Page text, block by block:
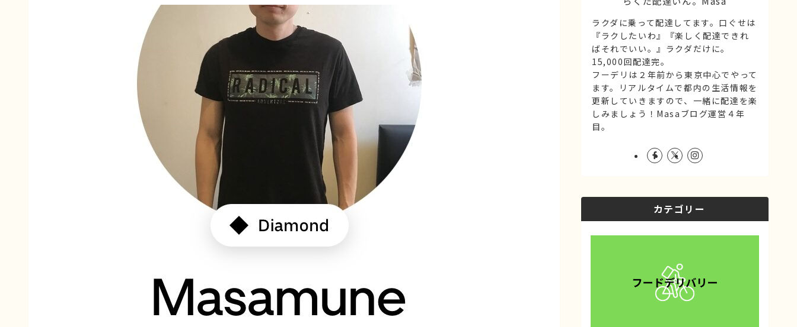
ラクダに乗って配達してます。口ぐせは
『ラクしたいわ』『楽しく配達できれ
ばそれでいい。』ラクダだけに。
15,000回配達完。
フーデリは２年前から東京中心でやって
ます。リアルタイムで都内の生活情報を
更新していきますので、一緒に配達を楽
しみましょう！Masaブログ運営４年
目。
カテゴリー